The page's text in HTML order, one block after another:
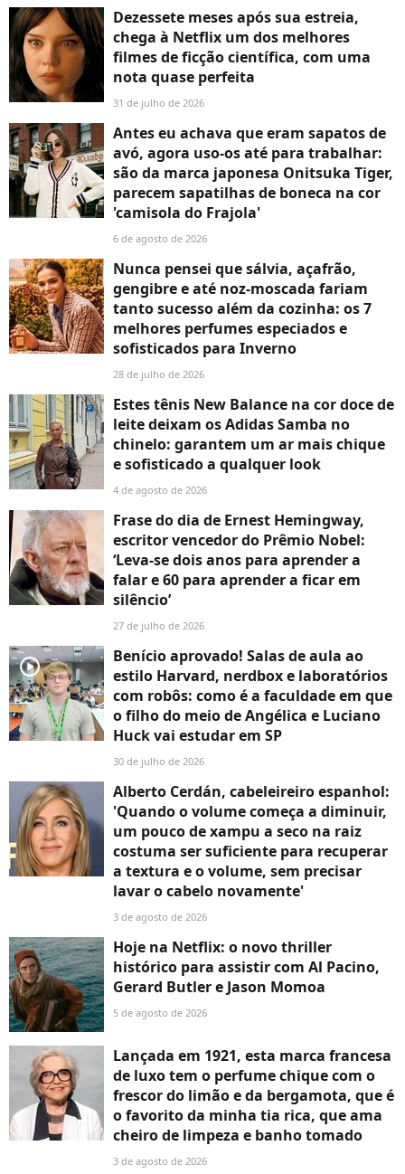
Dezessete meses após sua estreia,
chega à Netflix um dos melhores
filmes de ficção científica, com uma
nota quase perfeita
31 de julho de 2026
Antes eu achava que eram sapatos de
avó, agora uso-os até para trabalhar:
são da marca japonesa Onitsuka Tiger,
parecem sapatilhas de boneca na cor
'camisola do Frajola'
6 de agosto de 2026
Nunca pensei que sálvia, açafrão,
gengibre e até noz-moscada fariam
tanto sucesso além da cozinha: os 7
melhores perfumes especiados e
sofisticados para Inverno
28 de julho de 2026
Estes tênis New Balance na cor doce de
leite deixam os Adidas Samba no
chinelo: garantem um ar mais chique
e sofisticado a qualquer look
4 de agosto de 2026
Frase do dia de Ernest Hemingway,
escritor vencedor do Prêmio Nobel:
‘Leva-se dois anos para aprender a
falar e 60 para aprender a ficar em
silêncio’
27 de julho de 2026
player2
Benício aprovado! Salas de aula ao
estilo Harvard, nerdbox e laboratórios
com robôs: como é a faculdade em que
o filho do meio de Angélica e Luciano
Huck vai estudar em SP
30 de julho de 2026
Alberto Cerdán, cabeleireiro espanhol:
'Quando o volume começa a diminuir,
um pouco de xampu a seco na raiz
costuma ser suficiente para recuperar
a textura e o volume, sem precisar
lavar o cabelo novamente'
3 de agosto de 2026
Hoje na Netflix: o novo thriller
histórico para assistir com Al Pacino,
Gerard Butler e Jason Momoa
5 de agosto de 2026
Lançada em 1921, esta marca francesa
de luxo tem o perfume chique com o
frescor do limão e da bergamota, que é
o favorito da minha tia rica, que ama
cheiro de limpeza e banho tomado
3 de agosto de 2026